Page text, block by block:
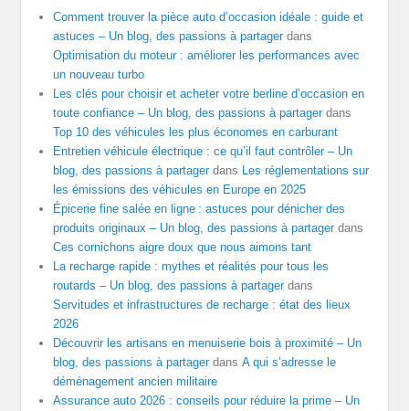
Comment trouver la pièce auto d’occasion idéale : guide et
astuces – Un blog, des passions à partagerdans
Optimisation du moteur : améliorer les performances avec
un nouveau turbo
Les clés pour choisir et acheter votre berline d’occasion en
toute confiance – Un blog, des passions à partagerdans
Top 10 des véhicules les plus économes en carburant
Entretien véhicule électrique : ce qu’il faut contrôler – Un
blog, des passions à partagerdans Les réglementations sur
les émissions des véhicules en Europe en 2025
Épicerie fine salée en ligne : astuces pour dénicher des
produits originaux – Un blog, des passions à partagerdans
Ces cornichons aigre doux que nous aimons tant
La recharge rapide : mythes et réalités pour tous les
routards – Un blog, des passions à partagerdans
Servitudes et infrastructures de recharge : état des lieux
2026
Découvrir les artisans en menuiserie bois à proximité – Un
blog, des passions à partagerdansA qui s’adresse le
déménagement ancien militaire
Assurance auto 2026 : conseils pour réduire la prime – Un